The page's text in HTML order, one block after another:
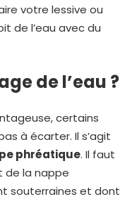
votre lessive ou
de l’eau avec du
de l’eau ?
certains
à écarter. Il s’agit
phréatique. Il faut
de la nappe
souterraines et dont